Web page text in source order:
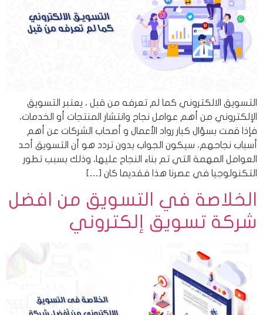
التسويق الالكتروني كما لم تعرفه من قبل ، يعتبر التسويق
الإلكتروني من أهم عوامل نجاح وانتشار المنتجات أو الخدمات،
فإذا قمت بسؤال كبار رواد الأعمال و أصحاب الشركات عن أهم
أسباب نجاحهم، سيكون الجواب بدون تردد هو أن التسويق أحد
العوامل المهمة التي تم بناء النجاح عليها، وذلك بسبب تطور
التكنولوجيا في عصرنا هذا فقديما كان […]
الخلاصة في التسويق من افضل
شركة تسويق إلكتروني